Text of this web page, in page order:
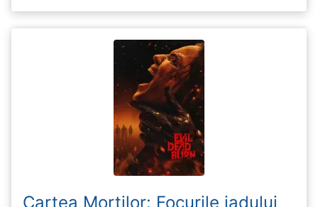
Cartea Morților: Focurile iadului